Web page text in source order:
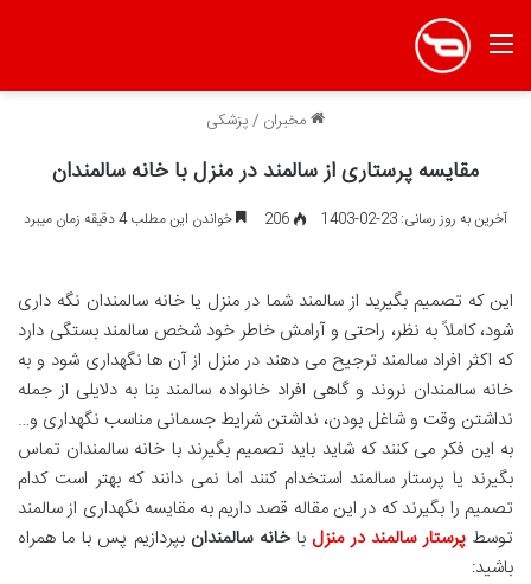
منو
مخبران /پزشکی
مقایسه پرستاری از سالمند در منزل با خانه سالمندان
آخرین به روز رسانی: 23-02-1403 206 خواندن این مطلب 4 دقیقه زمان میبرد
این که تصمیم بگیرید از سالمند شما در منزل یا خانه سالمندان نگه داری
شود، کاملاً به نظر، راحتی و آرامش خاطر خود شخص سالمند بستگی دارد
که اکثر افراد سالمند ترجیح می دهند در منزل از آن ها نگهداری شود و به
خانه سالمندان نروند و گاهی افراد خانواده سالمند بنا به دلایلی از جمله
نداشتن وقت و شاغل بودن، نداشتن شرایط جسمانی مناسب نگهداری و…
به این فکر می کنند که شاید باید تصمیم بگیرند با خانه سالمندان تماس
بگیرند یا پرستار سالمند استخدام کنند اما نمی دانند که بهتر است کدام
تصمیم را بگیرند که در این مقاله قصد داریم به مقایسه نگهداری از سالمند
توسطپرستار سالمند در منزل باخانه سالمندان بپردازیم پس با ما همراه
باشید: